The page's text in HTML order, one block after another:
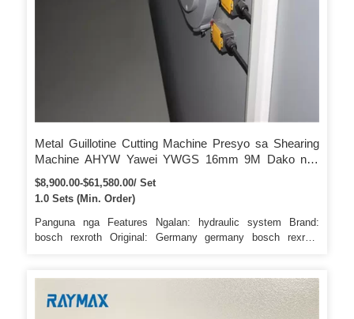
Metal Guillotine Cutting Machine Presyo sa Shearing
Machine AHYW Yawei YWGS 16mm 9M Dako nga
Metal Guillotine Shear Cutting Machine
$8,900.00-$61,580.00/ Set
1.0 Sets (Min. Order)
Panguna nga Features Ngalan: hydraulic system Brand:
bosch rexroth Original: Germany germany bosch rexroth
sa makina. Kung ang sudlanan labi ka tigre, mogamit kami og
pe film alang sa pagputos o pag-pack niini sumala sa
espesyal nga hangyo sa mga kostumer.